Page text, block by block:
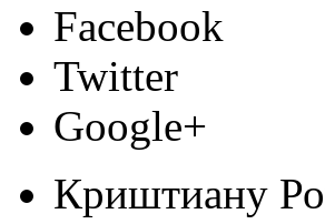
Facebook
Twitter
Google+
Криштиану